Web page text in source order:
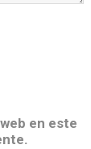
en este